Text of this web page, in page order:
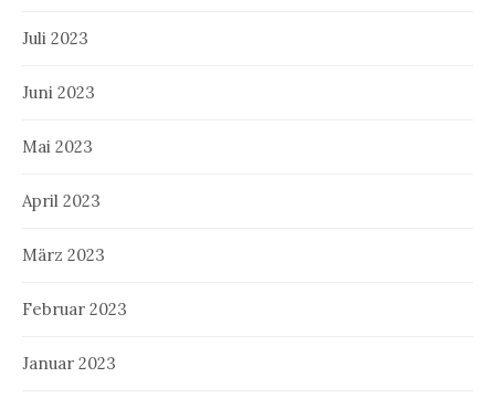
Juli 2023
Juni 2023
Mai 2023
April 2023
März 2023
Februar 2023
Januar 2023